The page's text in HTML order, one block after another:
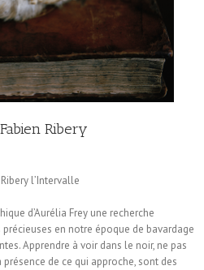
Ribery
l’Intervalle
d’Aurélia Frey une recherche
en notre époque de bavardage
Apprendre à voir dans le noir, ne pas
de ce qui approche, sont des